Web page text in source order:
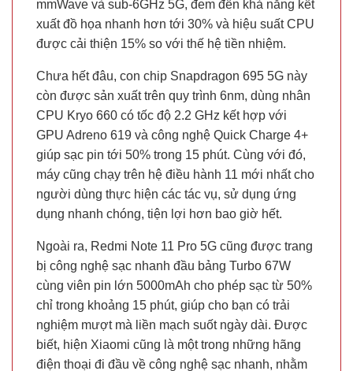
mmWave và sub-6GHz 5G, đem đến khả năng kết
xuất đồ họa nhanh hơn tới 30% và hiệu suất CPU
được cải thiện 15% so với thế hệ tiền nhiệm.
Chưa hết đâu, con chip Snapdragon 695 5G này
còn được sản xuất trên quy trình 6nm, dùng nhân
CPU Kryo 660 có tốc độ 2.2 GHz kết hợp với
GPU Adreno 619 và công nghệ Quick Charge 4+
giúp sạc pin tới 50% trong 15 phút. Cùng với đó,
máy cũng chạy trên hệ điều hành 11 mới nhất cho
người dùng thực hiện các tác vụ, sử dụng ứng
dụng nhanh chóng, tiện lợi hơn bao giờ hết.
Ngoài ra, Redmi Note 11 Pro 5G cũng được trang
bị công nghệ sạc nhanh đầu bảng Turbo 67W
cùng viên pin lớn 5000mAh cho phép sạc từ 50%
chỉ trong khoảng 15 phút, giúp cho bạn có trải
nghiệm mượt mà liền mạch suốt ngày dài. Được
biết, hiện Xiaomi cũng là một trong những hãng
điện thoại đi đầu về công nghệ sạc nhanh, nhằm